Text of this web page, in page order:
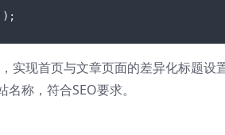
);
实现首页与文章页面的差异化标题设
称，符合SEO要求。